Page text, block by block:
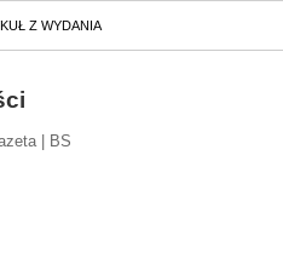
Z WYDANIA
| BS